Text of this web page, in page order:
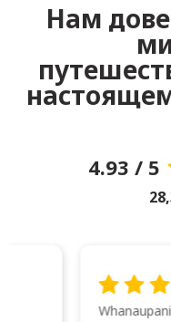
Нам
4.93 / 5